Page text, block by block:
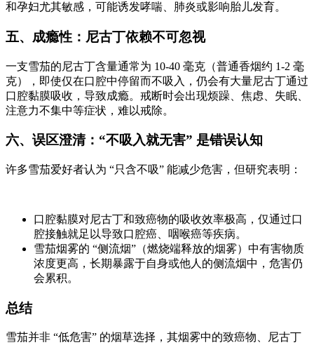
和孕妇尤其敏感，可能诱发哮喘、肺炎或影响胎儿发育。
五、成瘾性：尼古丁依赖不可忽视
一支雪茄的尼古丁含量通常为 10-40 毫克（普通香烟约 1-2 毫
克），即使仅在口腔中停留而不吸入，仍会有大量尼古丁通过
口腔黏膜吸收，导致成瘾。戒断时会出现烦躁、焦虑、失眠、
注意力不集中等症状，难以戒除。
六、误区澄清：“不吸入就无害” 是错误认知
许多雪茄爱好者认为 “只含不吸” 能减少危害，但研究表明：
口腔黏膜对尼古丁和致癌物的吸收效率极高，仅通过口
腔接触就足以导致口腔癌、咽喉癌等疾病。
雪茄烟雾的 “侧流烟”（燃烧端释放的烟雾）中有害物质
浓度更高，长期暴露于自身或他人的侧流烟中，危害仍
会累积。
总结
雪茄并非 “低危害” 的烟草选择，其烟雾中的致癌物、尼古丁